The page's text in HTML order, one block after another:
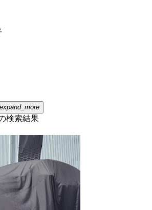
expand_more
検索結果